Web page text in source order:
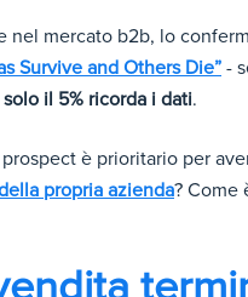
mercato b2b, lo
Survive and Others Die” -
il 5% ricorda i dati.
è prioritario per
propria azienda? Come